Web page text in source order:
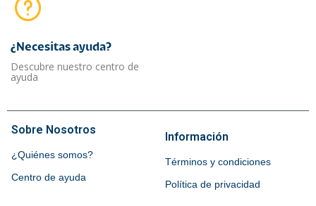
¿Necesitas ayuda?​
Descubre nuestro centro de
ayuda
Sobre Nosotros
¿Quiénes somos?
Centro de ayuda
Información
Términos y condiciones
Política de privacidad